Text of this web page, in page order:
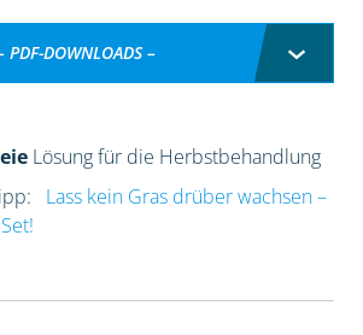
PDF-DOWNLOADS –
Lösung für die Herbstbehandlung
Lass kein Gras drüber wachsen –